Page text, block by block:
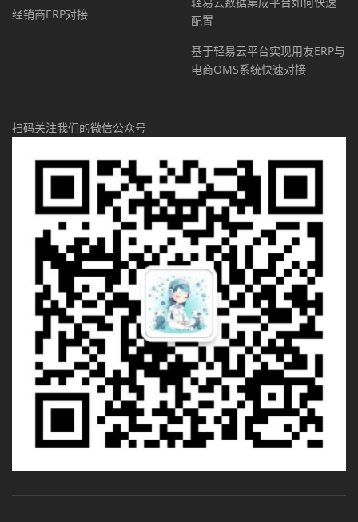
经销商ERP对接
配置
基于轻易云平台实现用友ERP与
电商OMS系统快速对接
扫码关注我们的微信公众号